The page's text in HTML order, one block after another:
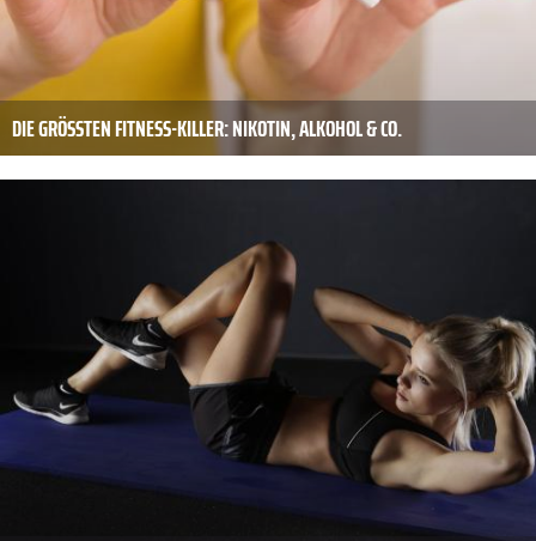
DIE GRÖSSTEN FITNESS-KILLER: NIKOTIN, ALKOHOL & CO.